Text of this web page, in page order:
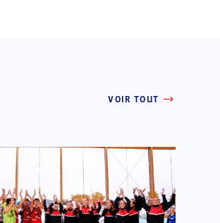
VOIR TOUT